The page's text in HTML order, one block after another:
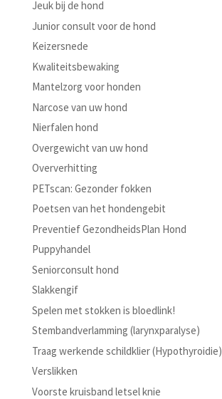
Jeuk bij de hond
Junior consult voor de hond
Keizersnede
Kwaliteitsbewaking
Mantelzorg voor honden
Narcose van uw hond
Nierfalen hond
Overgewicht van uw hond
Oververhitting
PETscan: Gezonder fokken
Poetsen van het hondengebit
Preventief GezondheidsPlan Hond
Puppyhandel
Seniorconsult hond
Slakkengif
Spelen met stokken is bloedlink!
Stembandverlamming (larynxparalyse)
Traag werkende schildklier (Hypothyroidie)
Verslikken
Voorste kruisband letsel knie